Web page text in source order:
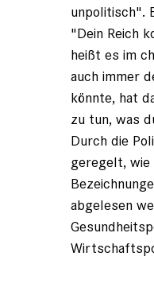
unpolitisch".
"Dein Reich
heißt es im
auch immer
könnte, hat
zu tun, was
Durch die
geregelt, wie
abgelesen